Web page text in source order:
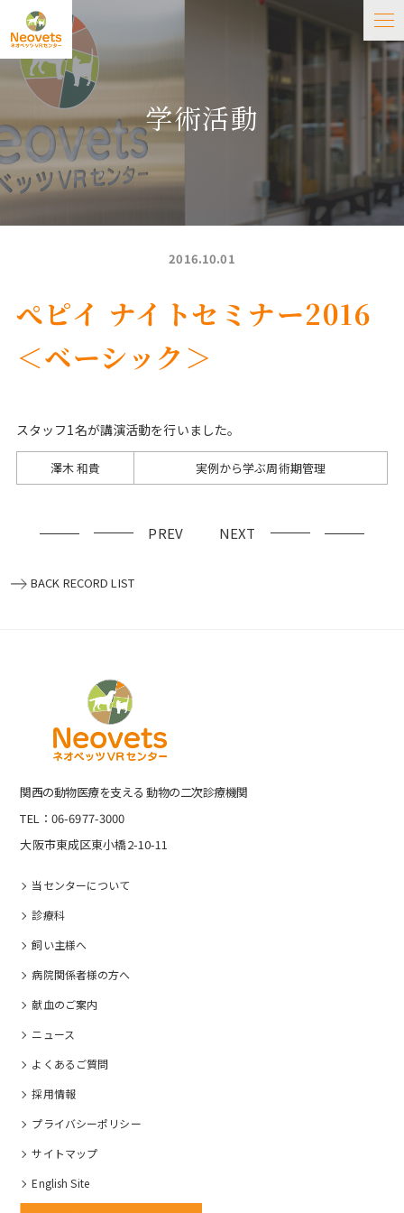
学術活動
2016.10.01
ぺピイ ナイトセミナー2016
＜ベーシック＞
スタッフ1名が講演活動を行いました。
澤木 和貴 実例から学ぶ周術期管理
PREV NEXT
BACK RECORD LIST
関⻄の動物医療を⽀える 動物の⼆次診療機関
TEL：06-6977-3000
大阪市東成区東小橋2-10-11
当センターについて
診療科
飼い主様へ
病院関係者様の⽅へ
献血のご案内
ニュース
よくあるご質問
採⽤情報
プライバシーポリシー
サイトマップ
English Site